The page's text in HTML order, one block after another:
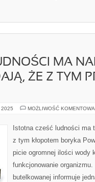
MA
ŻE Z TYM
2025 MOŻLIWOŚĆ
Istotna cześć ludności ma
z tym kłopotem boryka
picie ogromnej ilości wody
funkcjonowanie
butelkowanej informuje